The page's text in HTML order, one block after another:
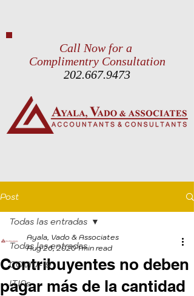
Call Now for a
Complimentry Consultation
202.667.9473
Post
Todas las entradas
COVID-19
ITINs
Todas las entradas
Contribuyentes no deben
pagar más de la cantidad
Ayala, Vado & Associates
Aug 26, 2020 1 min read